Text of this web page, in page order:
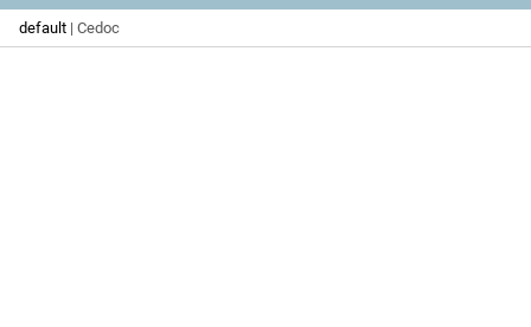
default | Cedoc